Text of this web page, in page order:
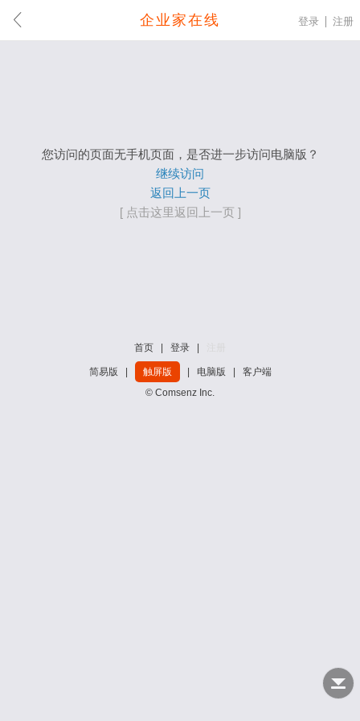
企业家在线 登录 注册
您访问的页面无手机页面，是否进一步访问电脑版？
继续访问
返回上一页
[ 点击这里返回上一页 ]
首页 登录
简易版 触屏版 电脑版
客户端
© Comsenz Inc.